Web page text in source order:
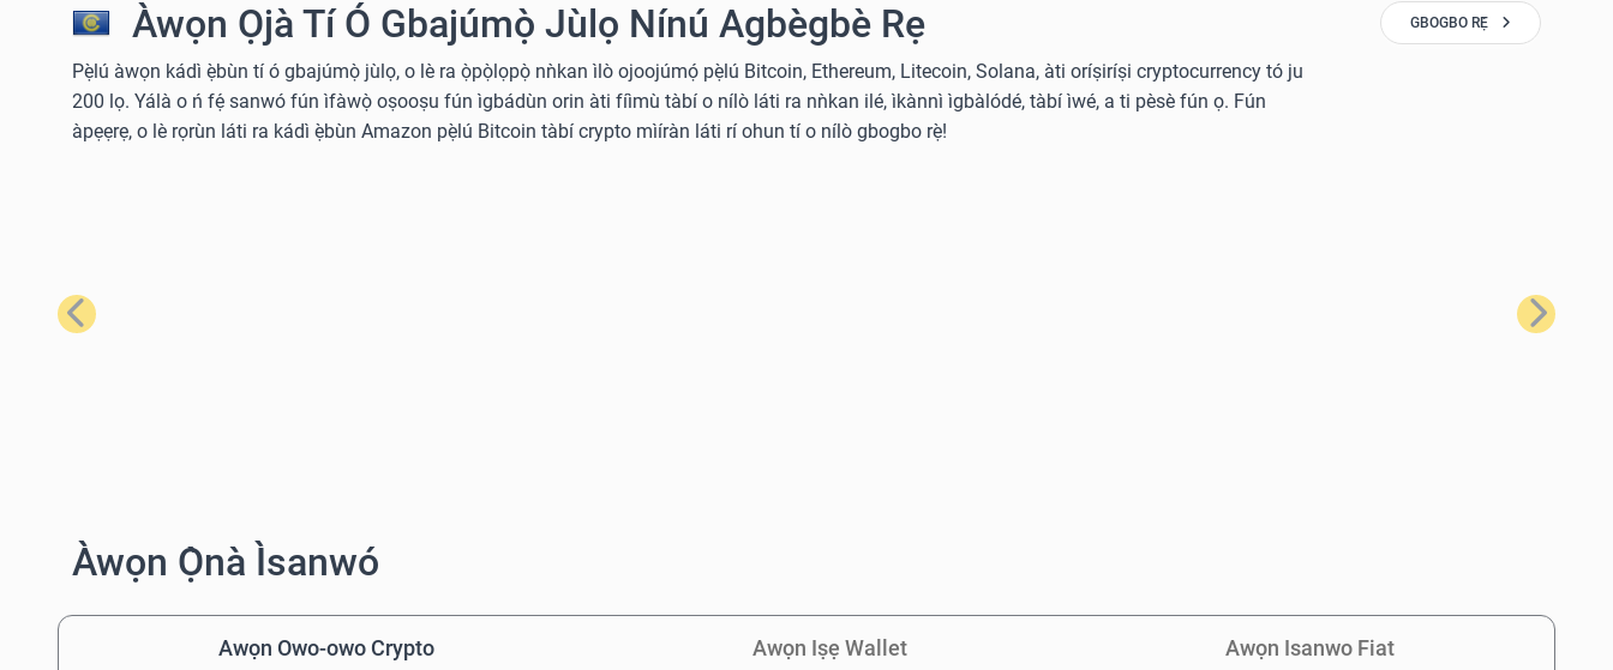
Àwọn Ọjà Tí Ó Gbajúmọ̀ Jùlọ Nínú Agbègbè Rẹ
Pẹ̀lú àwọn kádì ẹ̀bùn tí ó gbajúmọ̀ jùlọ, o lè ra ọ̀pọ̀lọpọ̀ nǹkan ìlò ojoojúmọ́ pẹ̀lú Bitcoin, Ethereum, Litecoin, Solana, àti oríṣiríṣi cryptocurrency tó ju
200 lọ. Yálà o ń fẹ́ sanwó fún ìfàwọ̀ oṣooṣu fún ìgbádùn orin àti fíìmù tàbí o nílò láti ra nǹkan ilé, ìkànnì ìgbàlódé, tàbí ìwé, a ti pèsè fún ọ. Fún
àpẹẹrẹ, o lè rọrùn láti ra kádì ẹ̀bùn Amazon pẹ̀lú Bitcoin tàbí crypto mìíràn láti rí ohun tí o nílò gbogbo rẹ̀!
GBOGBO RẸ̀
Tẹ́lẹ̀ Tẹ̀lé
Àwọn Ọ̀nà Ìsanwó
Awọn Owo-owo Crypto Awọn Iṣẹ Wallet Awọn Isanwo Fiat